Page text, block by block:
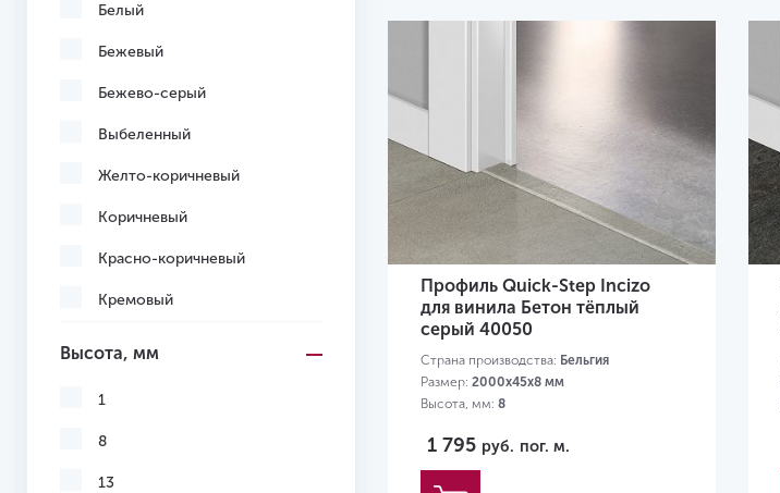
Белый
Бежевый
Бежево-серый
Выбеленный
Желто-коричневый
Коричневый
Красно-коричневый
Кремовый
Высота, мм
1
8
13
Профиль Quick-Step Incizo
для винила Бетон тёплый
серый 40050
Страна производства: Бельгия
Размер: 2000х45х8 мм
Высота, мм: 8
1 795 руб. пог. м.